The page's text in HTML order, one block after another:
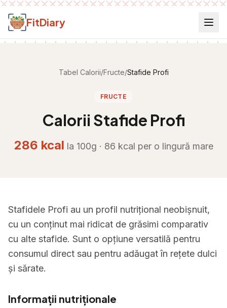
Salt la conținut
FitDiary
Tabel Calorii/Fructe/Stafide Profi
FRUCTE
Calorii Stafide Profi
286 kcal la 100g · 86 kcal per o lingură mare
Stafidele Profi au un profil nutrițional neobișnuit,
cu un conținut mai ridicat de grăsimi comparativ
cu alte stafide. Sunt o opțiune versatilă pentru
consumul direct sau pentru adăugat în rețete dulci
și sărate.
Informații nutriționale